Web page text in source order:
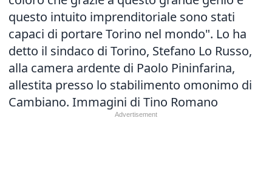
questo intuito imprenditoriale sono stati
capaci di portare Torino nel mondo". Lo ha
detto il sindaco di Torino, Stefano Lo Russo,
alla camera ardente di Paolo Pininfarina,
allestita presso lo stabilimento omonimo di
Cambiano. Immagini di Tino Romano